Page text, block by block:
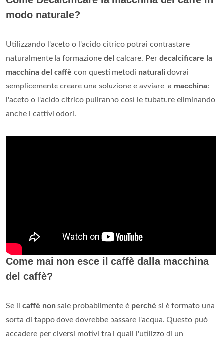
modo naturale?
Utilizzando l'aceto o l'acido citrico potrai contrastare
naturalmente la formazione del calcare. Per decalcificare la
macchina del caffè con questi metodi naturali dovrai
semplicemente creare una soluzione e avviare la macchina:
l'aceto o l'acido citrico puliranno così le tubature eliminando
anche i cattivi odori.
Come mai non esce il caffè dalla macchina
del caffè?
Se il caffè non sale probabilmente è perché si è formato una
sorta di tappo dove dovrebbe passare l'acqua. Questo può
accadere per diversi motivi tra i quali l'utilizzo di un